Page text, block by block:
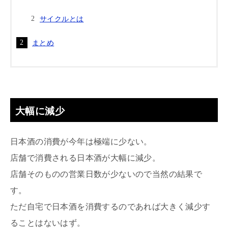
サイクルとは
まとめ
大幅に減少
日本酒の消費が今年は極端に少ない。
店舗で消費される日本酒が大幅に減少。
店舗そのものの営業日数が少ないので当然の結果で
す。
ただ自宅で日本酒を消費するのであれば大きく減少す
ることはないはず。